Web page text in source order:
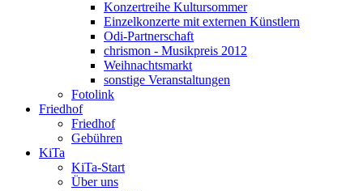
Konzertreihe Kultursommer
Einzelkonzerte mit externen Künstlern
Odi-Partnerschaft
chrismon - Musikpreis 2012
Weihnachtsmarkt
sonstige Veranstaltungen
Fotolink
Friedhof
Friedhof
Gebühren
KiTa
KiTa-Start
Über uns